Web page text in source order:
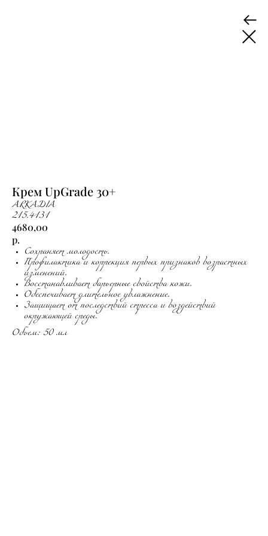
Крем UpGrade 30+
ARKADIA
215.4131
4680,00
р.
Сохраняет молодость.
Профилактика и коррекция первых признаков возрастных
изменений.
Восстанавливает барьерные свойства кожи.
Обеспечивает длительное увлажнение.
Защищает от последствий стресса и воздействий
окружающей среды.
Объем: 50 мл